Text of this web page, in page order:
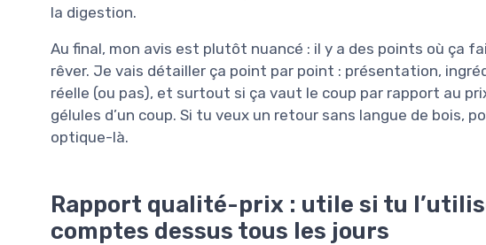
la digestion.
Au final, mon avis est plutôt nuancé : il y a des points où ça
rêver. Je vais détailler ça point par point : présentation,
réelle (ou pas), et surtout si ça vaut le coup par rapport au
gélules d’un coup. Si tu veux un retour sans langue de bois,
optique-là.
Rapport qualité-prix : utile si tu
comptes dessus tous les jours